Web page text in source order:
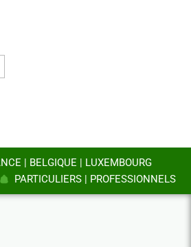
| BELGIQUE | LUXEMBOURG
PARTICULIERS | PROFESSIONNELS